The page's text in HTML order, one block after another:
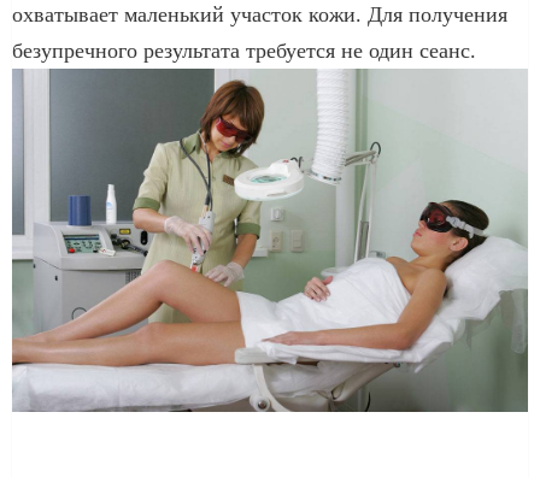
охватывает маленький участок кожи. Для получения
безупречного результата требуется не один сеанс.